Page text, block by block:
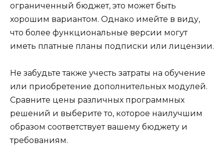
ограниченный бюджет, это может быть
хорошим вариантом. Однако имейте в виду,
что более функциональные версии могут
иметь платные планы подписки или лицензии.
Не забудьте также учесть затраты на обучение
или приобретение дополнительных модулей.
Сравните цены различных программных
решений и выберите то, которое наилучшим
образом соответствует вашему бюджету и
требованиям.